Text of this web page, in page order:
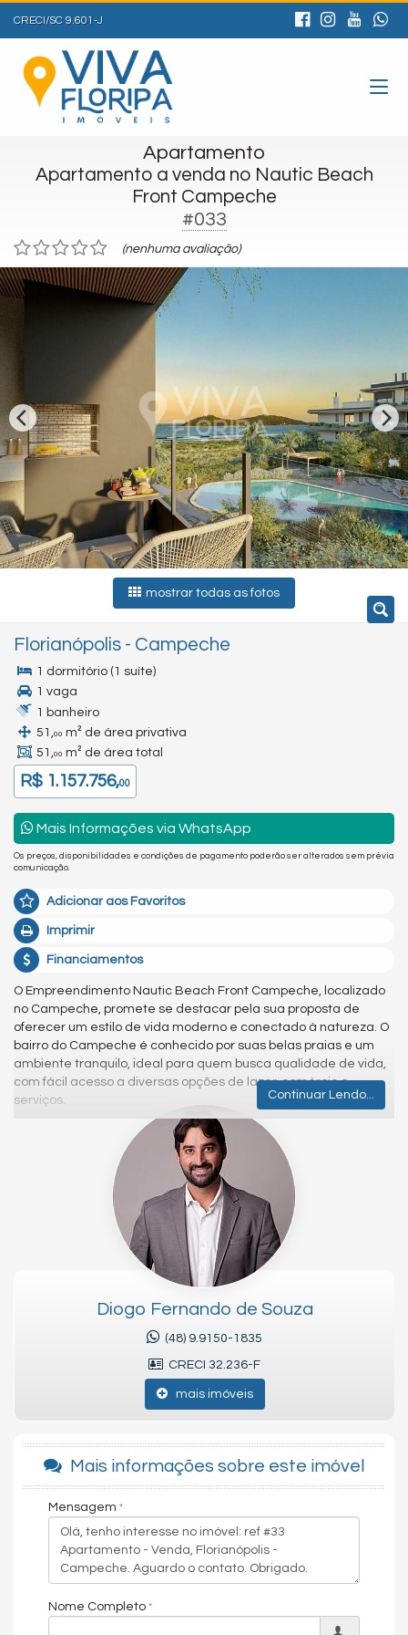
CRECI/SC 9.601-J
Apartamento
Apartamento a venda no Nautic Beach
Front Campeche
#033
(nenhuma avaliação)
mostrar todas as fotos
Florianópolis - Campeche
1 dormitório (1 suíte)
1 vaga
1 banheiro
51,00 m² de área privativa
51,00 m² de área total
R$ 1.157.756,00
Mais Informações via WhatsApp
Os preços, disponibilidades e condições de pagamento poderão ser alterados sem prévia
comunicação.
Adicionar aos Favoritos
Imprimir
Financiamentos
O Empreendimento Nautic Beach Front Campeche, localizado
no Campeche, promete se destacar pela sua proposta de
oferecer um estilo de vida moderno e conectado à natureza. O
bairro do Campeche é conhecido por suas belas praias e um
ambiente tranquilo, ideal para quem busca qualidade de vida,
com fácil acesso a diversas opções de lazer, comércio e
serviços.
O condomínio está sendo projetado com foco em conforto e
segurança, oferecendo uma infraestrutura robusta que
garantirá a tranquilidade dos moradores. Os sistemas de
segurança contarão com monitoramento 24 horas, controle de
acesso e áreas comuns bem iluminadas, proporcionando um
ambiente seguro para todas as idades. As plantas estão sendo
pensadas para maximizar a luz natural e a ventilação, criando
ambientes agradáveis e acolhedores. Além disso, o condomínio
contará com áreas comuns bem equipadas, como piscinas,
espaços de lazer e academias, incentivando a convivência e o
bem-estar dos moradores.
proximidade com a natureza. O Campeche possui um cenário
natural deslumbrante, com trilhas, reservas e a famosa Praia
do Campeche, que será perfeita para práticas esportivas e
acesso a outras regiões da cidade, tornando o dia a dia mais
prático.
O Empreendimento Nautic oferecerá não apenas um lar, mas
uma experiência de vida em um dos bairros mais valorizados e
agradáveis de Florianópolis, combinando segurança, conforto e
uma conexão íntima com a natureza.
Continuar Lendo...
Diogo Fernando de Souza
(48) 9.9150-1835
CRECI 32.236-F
mais imóveis
Mais informações sobre este imóvel
Mensagem
Nome Completo